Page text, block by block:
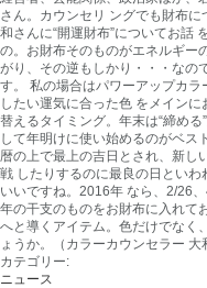
さん。カウンセリ ングでも財布
和さんに“開運財布”についてお話
の。お財布そのものがエネルギー
がり、その逆もしかり・・・なの
す。 私の場合はパワーアップカ
したい運気に合った色 をメイン
替えるタイミング。年末は“締める
して年明けに使い始めるのがベス
暦の上で最上の吉日とされ、新し
戦 したりするのに最良の日といわ
いいですね。2016年 なら、2/26
年の干支のものをお財布に入れて
へと導くアイテム。色だけでなく
ょうか。（カラーカウンセラー 大
カテゴリー:
ニュース